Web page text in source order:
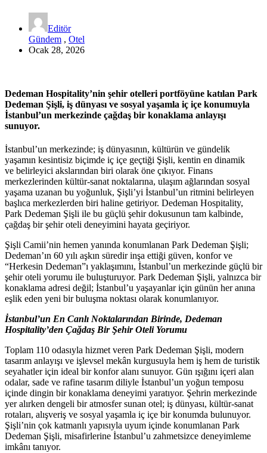
Editör
Gündem , Otel
Ocak 28, 2026
Dedeman Hospitality’nin şehir otelleri portföyüne katılan Park
Dedeman Şişli, iş dünyası ve sosyal yaşamla iç içe konumuyla
İstanbul’un merkezinde çağdaş bir konaklama anlayışı
sunuyor.
İstanbul’un merkezinde; iş dünyasının, kültürün ve gündelik
yaşamın kesintisiz biçimde iç içe geçtiği Şişli, kentin en dinamik
ve belirleyici akslarından biri olarak öne çıkıyor. Finans
merkezlerinden kültür-sanat noktalarına, ulaşım ağlarından sosyal
yaşama uzanan bu yoğunluk, Şişli’yi İstanbul’un ritmini belirleyen
başlıca merkezlerden biri haline getiriyor. Dedeman Hospitality,
Park Dedeman Şişli ile bu güçlü şehir dokusunun tam kalbinde,
çağdaş bir şehir oteli deneyimini hayata geçiriyor.
Şişli Camii’nin hemen yanında konumlanan Park Dedeman Şişli;
Dedeman’ın 60 yılı aşkın süredir inşa ettiği güven, konfor ve
“Herkesin Dedeman”ı yaklaşımını, İstanbul’un merkezinde güçlü bir
şehir oteli yorumu ile buluşturuyor. Park Dedeman Şişli, yalnızca bir
konaklama adresi değil; İstanbul’u yaşayanlar için günün her anına
eşlik eden yeni bir buluşma noktası olarak konumlanıyor.
İstanbul’un En Canlı Noktalarından Birinde, Dedeman
Hospitality’den Çağdaş Bir Şehir Oteli Yorumu
Toplam 110 odasıyla hizmet veren Park Dedeman Şişli, modern
tasarım anlayışı ve işlevsel mekân kurgusuyla hem iş hem de turistik
seyahatler için ideal bir konfor alanı sunuyor. Gün ışığını içeri alan
odalar, sade ve rafine tasarım diliyle İstanbul’un yoğun temposu
içinde dingin bir konaklama deneyimi yaratıyor. Şehrin merkezinde
yer alırken dengeli bir atmosfer sunan otel; iş dünyası, kültür-sanat
rotaları, alışveriş ve sosyal yaşamla iç içe bir konumda bulunuyor.
Şişli’nin çok katmanlı yapısıyla uyum içinde konumlanan Park
Dedeman Şişli, misafirlerine İstanbul’u zahmetsizce deneyimleme
imkânı tanıyor.